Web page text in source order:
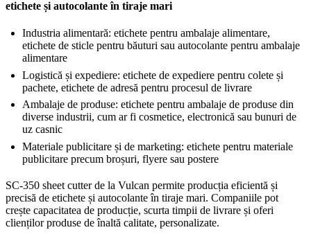
etichete și autocolante în tiraje mari
Industria alimentară: etichete pentru ambalaje alimentare,
etichete de sticle pentru băuturi sau autocolante pentru ambalaje
alimentare
Logistică și expediere: etichete de expediere pentru colete și
pachete, etichete de adresă pentru procesul de livrare
Ambalaje de produse: etichete pentru ambalaje de produse din
diverse industrii, cum ar fi cosmetice, electronică sau bunuri de
uz casnic
Materiale publicitare și de marketing: etichete pentru materiale
publicitare precum broșuri, flyere sau postere
SC-350 sheet cutter de la Vulcan permite producția eficientă și
precisă de etichete și autocolante în tiraje mari. Companiile pot
crește capacitatea de producție, scurta timpii de livrare și oferi
clienților produse de înaltă calitate, personalizate.